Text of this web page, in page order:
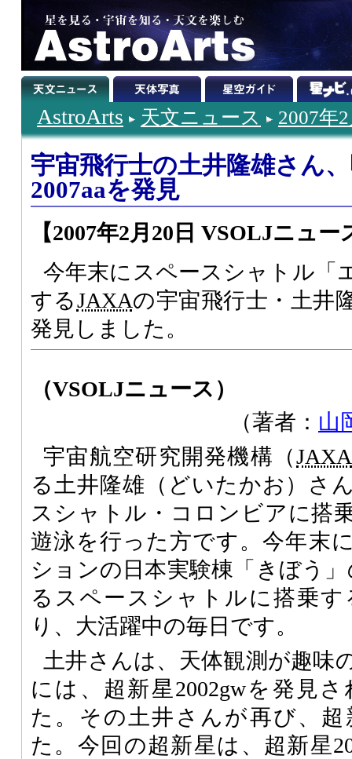
AstroArts 天文ニュース 2007年
宇宙飛行士の土井隆雄さん
2007aaを発見
【2007年2月20日 VSOLJニュー
今年末にスペースシャトル「
するJAXAの宇宙飛行士・土井
発見しました。
（VSOLJニュース）
（著者： 山
宇宙航空研究開発機構（JAXA
る土井隆雄（どいたかお）さ
スシャトル・コロンビアに搭
遊泳を行った方です。今年末
ションの日本実験棟「きぼう
るスペースシャトルに搭乗
り、大活躍中の毎日です。
土井さんは、天体観測が趣味
には、超新星2002gwを発見
た。その土井さんが再び、
た。今回の超新星は、超新星